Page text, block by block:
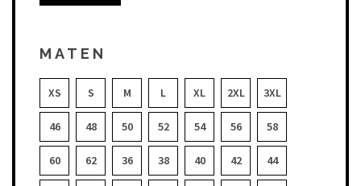
MATEN
XS S M L XL 2XL 3XL
46 48 50 52 54 56 58
60 62 36 38 40 42 44